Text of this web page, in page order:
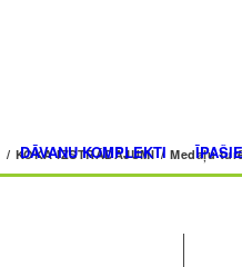
DĀVANU KOMPLEKTI
/ KOKA IZSTRĀDĀJUMI / Medaļu